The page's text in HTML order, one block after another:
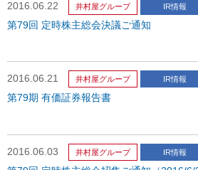
2016.06.22 井村屋グループ IR情報
第79回 定時株主総会決議ご通知
2016.06.21 井村屋グループ IR情報
第79期 有価証券報告書
2016.06.03 井村屋グループ IR情報